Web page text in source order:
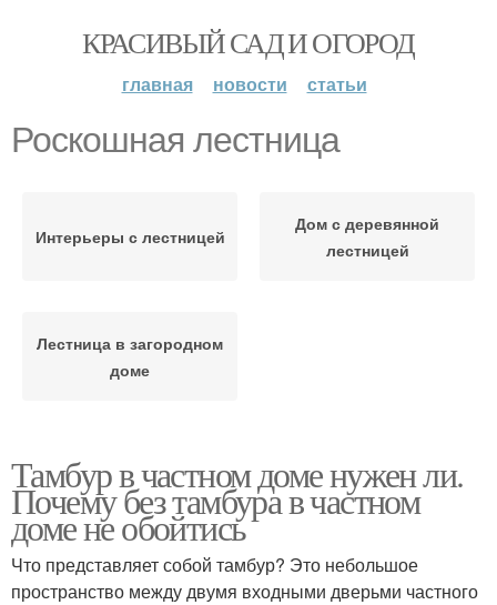
КРАСИВЫЙ САД И ОГОРОД
главная новости статьи
Роскошная лестница
Интерьеры с лестницей
Дом с деревянной
лестницей
Лестница в загородном
доме
Тамбур в частном доме нужен ли.
Почему без тамбура в частном
доме не обойтись
Что представляет собой тамбур? Это небольшое
пространство между двумя входными дверьми частного